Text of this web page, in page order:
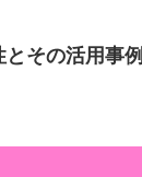
その活用事例